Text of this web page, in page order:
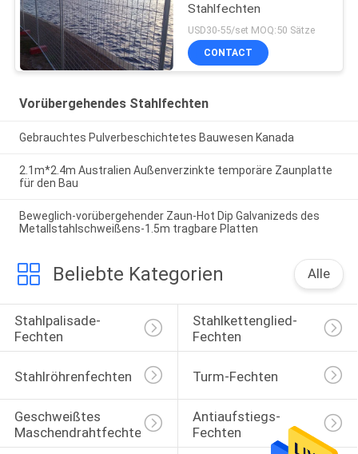
Stahlfechten
USD30-55/set MOQ:50 Sätze
CONTACT
Vorübergehendes Stahlfechten
Gebrauchtes Pulverbeschichtetes Bauwesen Kanada
2.1m*2.4m Australien Außenverzinkte temporäre Zaunplatte
für den Bau
Beweglich-vorübergehender Zaun-Hot Dip Galvanizeds des
Metallstahlschweißens-1.5m tragbare Platten
Beliebte Kategorien Alle
Stahlpalisade-
Fechten
Stahlkettenglied-
Fechten
Stahlröhrenfechten Turm-Fechten
Geschweißtes
Maschendrahtfechten
Antiaufstiegs-
Fechten